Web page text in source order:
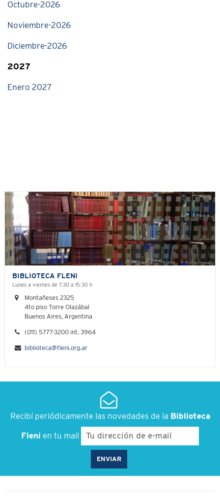
Octubre-2026
Noviembre-2026
Diciembre-2026
2027
Enero 2027
BIBLIOTECA FLENI
Lunes a viernes de 7:30 a 15:30 h
Montañeses 2325
4to piso Torre Olazábal
Buenos Aires, Argentina
(011) 5777-3200 int. 3964
biblioteca@fleni.org.ar
Recibí periódicamente las novedades de la Biblioteca
Fleni en tu mail